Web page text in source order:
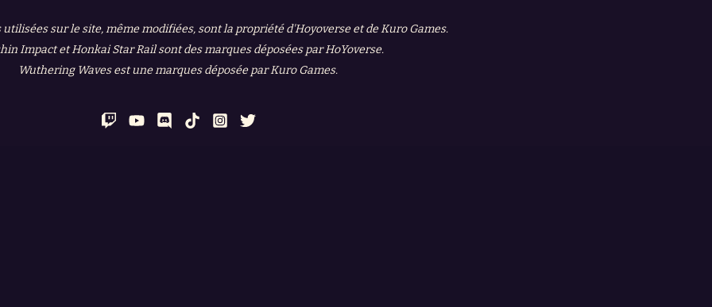
utilisées sur le site, même modifiées, sont la propriété d'Hoyoverse et de Kuro Games.
Impact et Honkai Star Rail sont des marques déposées par HoYoverse.
Wuthering Waves est une marques déposée par Kuro Games.